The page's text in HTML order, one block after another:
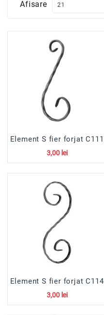
Tevi/Profile
Termoizolante
Si
Trepte
Vopsea/Patina/Consumabile
Afisare
Element S fier forjat C111
3,00 lei
Element S fier forjat C114
3,00 lei